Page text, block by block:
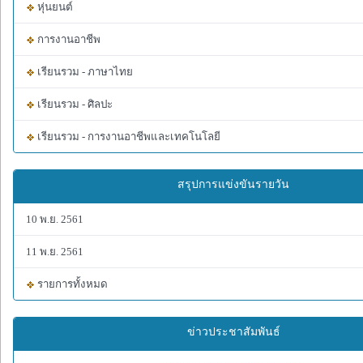
หุ่นยนต์
การงานอาชีพ
เรียนรวม - ภาษาไทย
เรียนรวม - ศิลปะ
เรียนรวม - การงานอาชีพและเทคโนโลยี
สรุปการแข่งขันรายวัน
10 พ.ย. 2561
11 พ.ย. 2561
รายการทั้งหมด
ข่าวประชาสัมพันธ์